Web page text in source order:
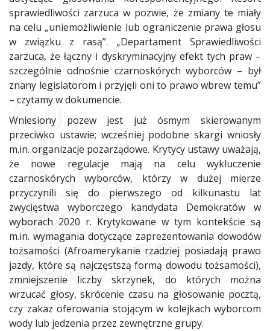
sprawiedliwości zarzuca w pozwie, że zmiany te miały
na celu „uniemożliwienie lub ograniczenie prawa głosu
w związku z rasą”. „Departament Sprawiedliwości
zarzuca, że łączny i dyskryminacyjny efekt tych praw –
szczególnie odnośnie czarnoskórych wyborców – był
znany legislatorom i przyjęli oni to prawo wbrew temu”
– czytamy w dokumencie.
Wniesiony pozew jest już ósmym skierowanym
przeciwko ustawie; wcześniej podobne skargi wniosły
m.in. organizacje pozarządowe. Krytycy ustawy uważają,
że nowe regulacje mają na celu wykluczenie
czarnoskórych wyborców, którzy w dużej mierze
przyczynili się do pierwszego od kilkunastu lat
zwycięstwa wyborczego kandydata Demokratów w
wyborach 2020 r. Krytykowane w tym kontekście są
m.in. wymagania dotyczące zaprezentowania dowodów
tożsamości (Afroamerykanie rzadziej posiadają prawo
jazdy, które są najczęstszą formą dowodu tożsamości),
zmniejszenie liczby skrzynek, do których można
wrzucać głosy, skrócenie czasu na głosowanie pocztą,
czy zakaz oferowania stojącym w kolejkach wyborcom
wody lub jedzenia przez zewnętrzne grupy.